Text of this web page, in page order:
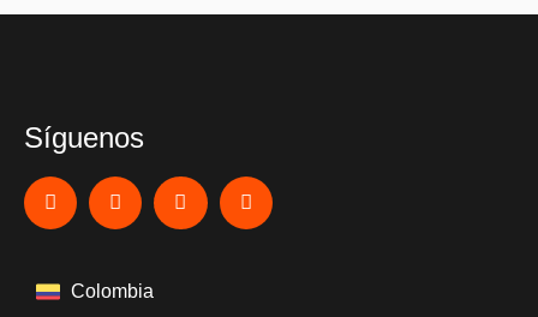
Síguenos
Colombia